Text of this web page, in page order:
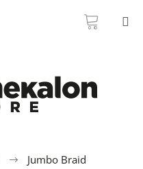
KOŠÍK
Jumbo Braid